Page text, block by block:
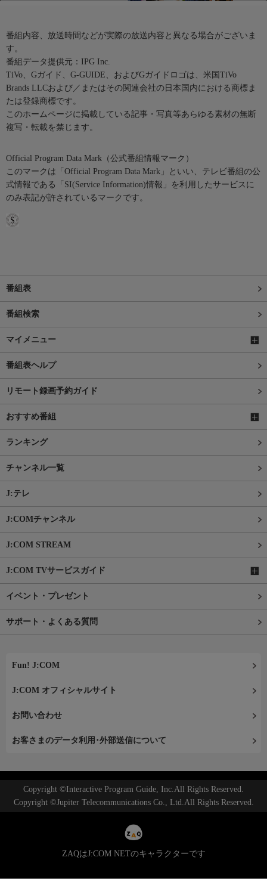
番組内容、放送時間などが実際の放送内容と異なる場合がございま
す。
番組データ提供元：IPG Inc.
TiVo、Gガイド、G-GUIDE、およびGガイドロゴは、米国TiVo
Brands LLCおよび／またはその関連会社の日本国内における商標ま
たは登録商標です。
このホームページに掲載している記事・写真等あらゆる素材の無断
複写・転載を禁じます。
Official Program Data Mark（公式番組情報マーク）
このマークは「Official Program Data Mark」といい、テレビ番組の公
式情報である「SI(Service Information)情報」を利用したサービスに
のみ表記が許されているマークです。
番組表
番組検索
マイメニュー
番組表ヘルプ
リモート録画予約ガイド
おすすめ番組
ランキング
チャンネル一覧
J:テレ
J:COMチャンネル
J:COM STREAM
J:COM TVサービスガイド
イベント・プレゼント
サポート・よくある質問
Fun! J:COM
J:COM オフィシャルサイト
お問い合わせ
お客さまのデータ利用･外部送信について
Copyright ©Interactive Program Guide, Inc.All Rights Reserved.
Copyright ©Jupiter Telecommunications Co., Ltd.All Rights Reserved.
ZAQはJ:COM NETのキャラクターです